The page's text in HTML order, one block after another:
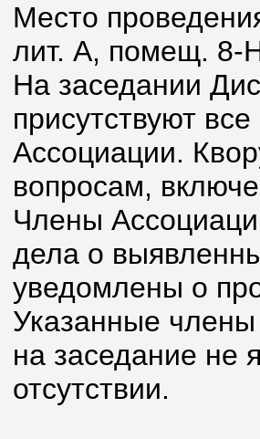
Место
лит. А, помещ. 8-
На заседании
присутствуют
Ассоциации.
вопросам,
Члены
дела о
уведомлены о
Указанные
на заседание не
отсутствии.